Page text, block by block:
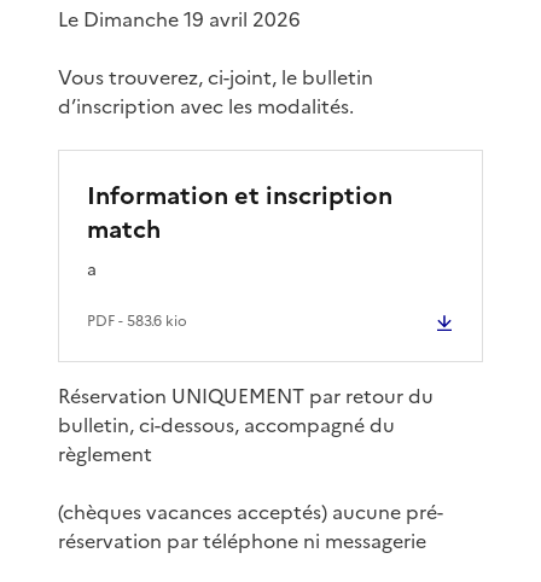
Le Dimanche 19 avril 2026
Vous trouverez, ci-joint, le bulletin
d’inscription avec les modalités.
Information et inscription
match
PDF- 583.6 kio
a
Réservation UNIQUEMENT par retour du
bulletin, ci-dessous, accompagné du
règlement
(chèques vacances acceptés) aucune pré-
réservation par téléphone ni messagerie